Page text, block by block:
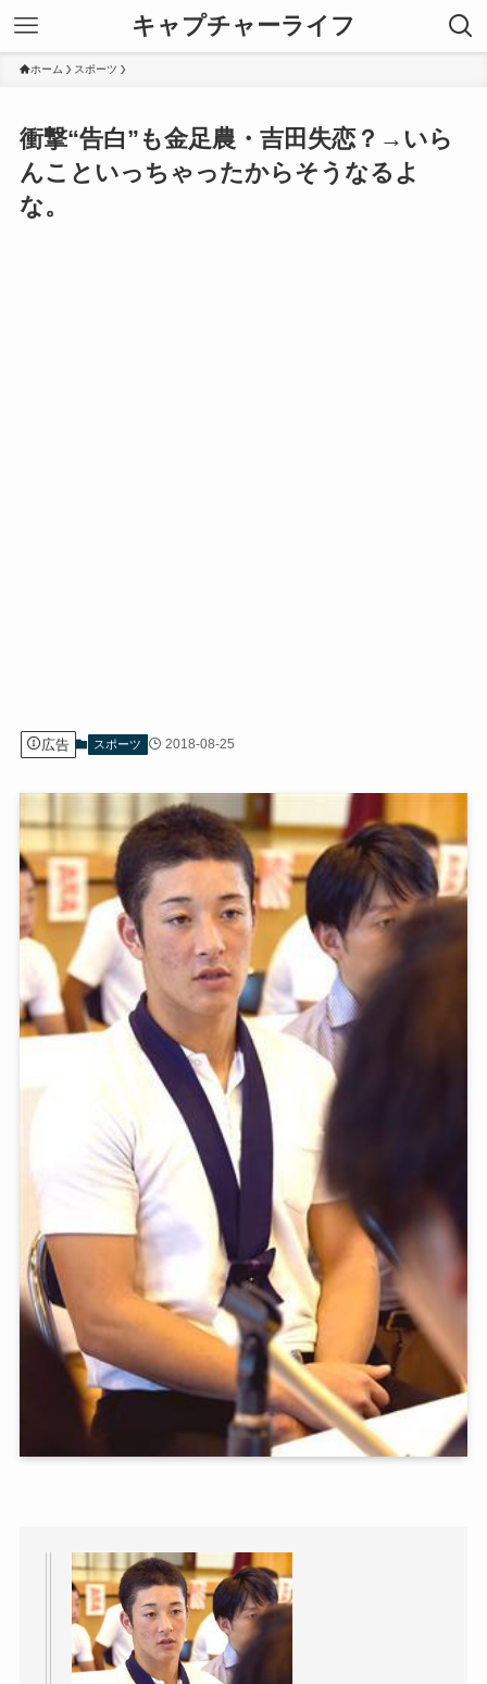
キャプチャーライフ
ホーム スポーツ
衝撃“告白”も金足農・吉田失恋？→いら
んこといっちゃったからそうなるよ
な。
広告 スポーツ 2018-08-25